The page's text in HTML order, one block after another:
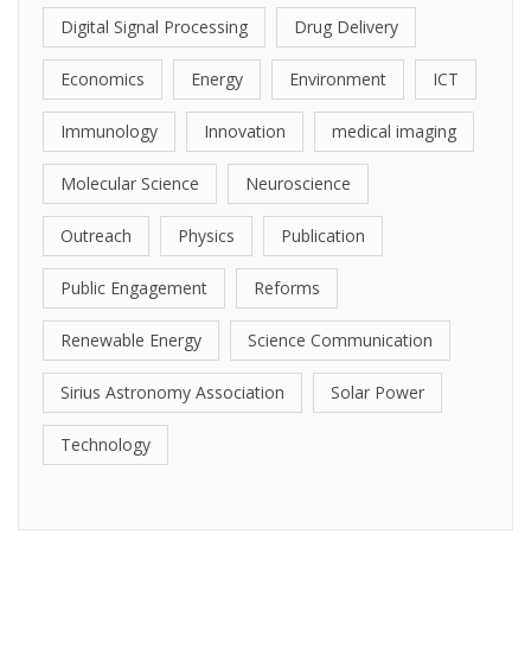
Digital Signal Processing Drug Delivery
Economics Energy Environment ICT
Immunology Innovation medical imaging
Molecular Science Neuroscience
Outreach Physics Publication
Public Engagement Reforms
Renewable Energy Science Communication
Sirius Astronomy Association Solar Power
Technology